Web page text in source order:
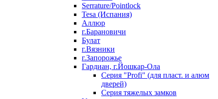
Serrature/Pointlock
Tesa (Испания)
Аллюр
г.Барановичи
Булат
г.Вязники
г.Запорожье
Гардиан, г.Йошкар-Ола
Серия "Profi" (для пласт. и алюм
дверей)
Серия тяжелых замков